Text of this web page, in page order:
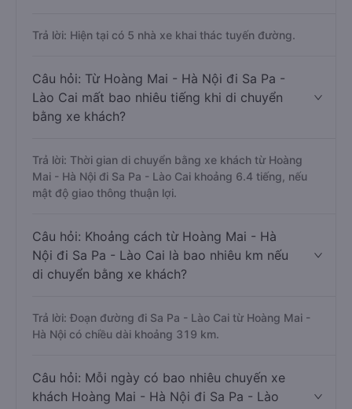
Trả lời: Hiện tại có 5 nhà xe khai thác tuyến đường.
Câu hỏi: Từ Hoàng Mai - Hà Nội đi Sa Pa -
Lào Cai mất bao nhiêu tiếng khi di chuyển
bằng xe khách?
Trả lời: Thời gian di chuyển bằng xe khách từ Hoàng
Mai - Hà Nội đi Sa Pa - Lào Cai khoảng 6.4 tiếng, nếu
mật độ giao thông thuận lợi.
Câu hỏi: Khoảng cách từ Hoàng Mai - Hà
Nội đi Sa Pa - Lào Cai là bao nhiêu km nếu
di chuyển bằng xe khách?
Trả lời: Đoạn đường đi Sa Pa - Lào Cai từ Hoàng Mai -
Hà Nội có chiều dài khoảng 319 km.
Câu hỏi: Mỗi ngày có bao nhiêu chuyến xe
khách Hoàng Mai - Hà Nội đi Sa Pa - Lào